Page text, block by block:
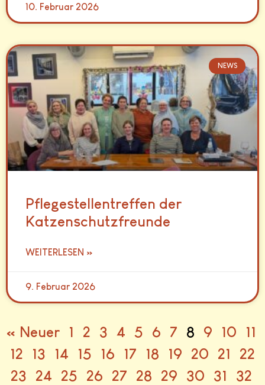
10. Februar 2026
NEWS
Pflegestellentreffen der
Katzenschutzfreunde
WEITERLESEN »
9. Februar 2026
« Neuer 1 2 3 4 5 6 7 8 9 10
11
12
13 14 15 16 17 18 19 20 21
22
23
24 25 26 27 28 29 30 31
32